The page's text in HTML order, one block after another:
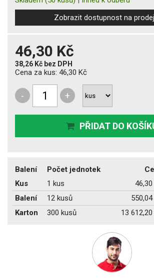
Zobrazit dostupnost na
46,30 Kč
38,26 Kč bez DPH
Cena za kus: 46,30 Kč
- +
PŘIDAT DO
Balení Počet jednotek
Kus
1 kus
Balení
12 kusů
Karton
300 kusů 13